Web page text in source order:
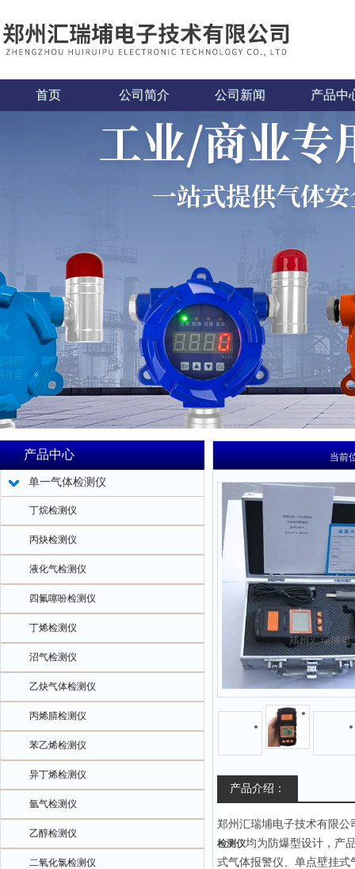
首页 公司简介 公司新闻 产品中
产品中心
单一气体检测仪
丁烷检测仪
丙炔检测仪
液化气检测仪
四氟噻吩检测仪
丁烯检测仪
沼气检测仪
乙炔气体检测仪
丙烯腈检测仪
苯乙烯检测仪
异丁烯检测仪
氩气检测仪
乙醇检测仪
二氧化氯检测仪
当前
产品介绍：
郑州汇瑞埔电子技术有限
检测仪均为防爆型设计，产
式气体报警仪、单点壁挂